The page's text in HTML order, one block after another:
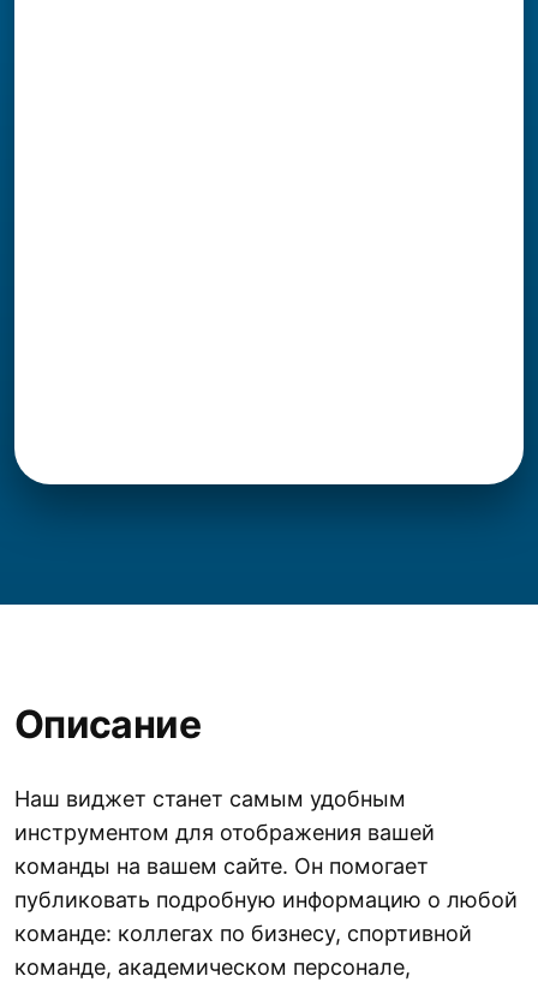
Описание
Наш виджет станет самым удобным
инструментом для отображения вашей
команды на вашем сайте. Он помогает
публиковать подробную информацию о любой
команде: коллегах по бизнесу, спортивной
команде, академическом персонале,